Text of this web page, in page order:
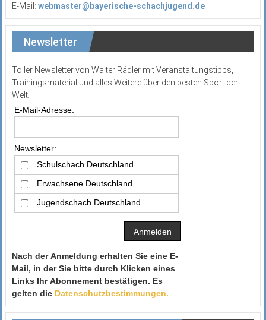
E-Mail: webmaster@bayerische-schachjugend.de
Newsletter
Toller Newsletter von Walter Rädler mit Veranstaltungstipps,
Trainingsmaterial und alles Weitere über den besten Sport der
Welt.
E-Mail-Adresse:
Newsletter:
Schulschach Deutschland
Erwachsene Deutschland
Jugendschach Deutschland
Nach der Anmeldung erhalten Sie eine E-
Mail, in der Sie bitte durch Klicken eines
Links Ihr Abonnement bestätigen. Es
gelten die Datenschutzbestimmungen.